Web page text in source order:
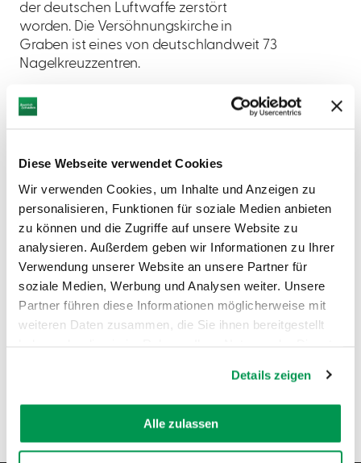
Diese Webseite verwendet Cookies
Wir verwenden Cookies, um Inhalte und Anzeigen zu
personalisieren, Funktionen für soziale Medien anbieten
zu können und die Zugriffe auf unsere Website zu
analysieren. Außerdem geben wir Informationen zu Ihrer
Verwendung unserer Website an unsere Partner für
soziale Medien, Werbung und Analysen weiter. Unsere
Partner führen diese Informationen möglicherweise mit
weiteren Daten zusammen, die Sie ihnen bereitgestellt
Details zeigen
Alle zulassen
der deutschen Luftwaffe zerstört
worden. Die Versöhnungskirche in
Graben ist eines von deutschlandweit 73
Nagelkreuzzentren.